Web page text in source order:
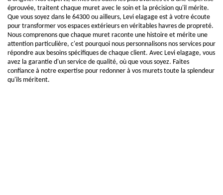
éprouvée, traitent chaque muret avec le soin et la précision qu'il mérite.
Que vous soyez dans le 64300 ou ailleurs, Levi elagage est à votre écoute
pour transformer vos espaces extérieurs en véritables havres de propreté.
Nous comprenons que chaque muret raconte une histoire et mérite une
attention particulière, c'est pourquoi nous personnalisons nos services pour
répondre aux besoins spécifiques de chaque client. Avec Levi elagage, vous
avez la garantie d'un service de qualité, où que vous soyez. Faites
confiance à notre expertise pour redonner à vos murets toute la splendeur
qu'ils méritent.